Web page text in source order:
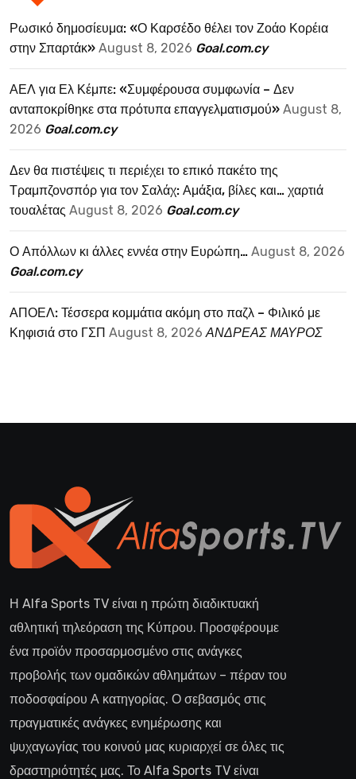
Ρωσικό δημοσίευμα: «Ο Καρσέδο θέλει τον Ζοάο Κορέια
στην Σπαρτάκ» August 8, 2026 Goal.com.cy
ΑΕΛ για Ελ Κέμπε: «Συμφέρουσα συμφωνία – Δεν
ανταποκρίθηκε στα πρότυπα επαγγελματισμού» August 8,
2026 Goal.com.cy
Δεν θα πιστέψεις τι περιέχει το επικό πακέτο της
Τραμπζονσπόρ για τον Σαλάχ: Αμάξια, βίλες και… χαρτιά
τουαλέτας August 8, 2026 Goal.com.cy
Ο Απόλλων κι άλλες εννέα στην Ευρώπη… August 8, 2026
Goal.com.cy
ΑΠΟΕΛ: Τέσσερα κομμάτια ακόμη στο παζλ – Φιλικό με
Κηφισιά στο ΓΣΠ August 8, 2026 ΑΝΔΡΕΑΣ ΜΑΥΡΟΣ
Η Alfa Sports TV είναι η πρώτη διαδικτυακή
αθλητική τηλεόραση της Κύπρου. Προσφέρουμε
ένα προϊόν προσαρμοσμένο στις ανάγκες
προβολής των ομαδικών αθλημάτων – πέραν του
ποδοσφαίρου Α κατηγορίας. Ο σεβασμός στις
πραγματικές ανάγκες ενημέρωσης και
ψυχαγωγίας του κοινού μας κυριαρχεί σε όλες τις
δραστηριότητές μας. Το Alfa Sports TV είναι